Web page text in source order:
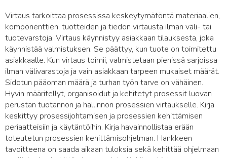
Virtaus tarkoittaa prosessissa keskeytymätöntä materiaalien,
komponenttien, tuotteiden ja tiedon virtausta ilman väli- tai
tuotevarstoja. Virtaus käynnistyy asiakkaan tilauksesta, joka
käynnistää valmistuksen. Se päättyy, kun tuote on toimitettu
asiakkaalle. Kun virtaus toimii, valmistetaan pienissä sarjoissa
ilman välivarastoja ja vain asiakkaan tarpeen mukaiset määrät.
Sidotun pääoman määrä ja turhan työn tarve on vähäinen.
Hyvin määritellyt, organisoidut ja kehitetyt prosessit luovan
perustan tuotannon ja hallinnon prosessien virtaukselle. Kirja
keskittyy prosessijohtamisen ja prosessien kehittämisen
periaatteisiin ja käytäntöihin. Kirja havainnollistaa erään
toteutetun prosessien kehittämisohjelman. Hankkeen
tavoitteena on saada aikaan tuloksia sekä kehittää ohjelmaan